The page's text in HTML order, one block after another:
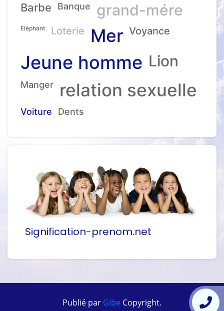
Barbe
Banque grand-mére
Eléphant Loterie Mer Voyance
Jeune homme Lion
Manger relation sexuelle
Voiture Dents
Signification-prenom.net
Publié par Gibe Copyright.